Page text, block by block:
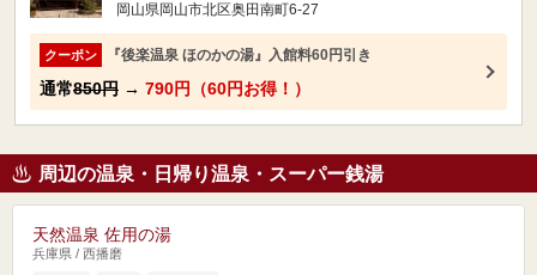
岡山県岡山市北区奥田南町6-27
クーポン 『後楽温泉 ほのかの湯』入館料60円引き
通常850円 → 790円（60円お得！）
周辺の温泉・日帰り温泉・スーパー銭湯
天然温泉 佐用の湯
兵庫県 / 西播磨